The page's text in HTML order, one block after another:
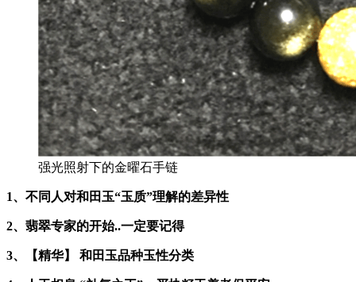
强光照射下的金曜石手链
1、不同人对和田玉“玉质”理解的差异性
2、翡翠专家的开始..一定要记得
3、【精华】 和田玉品种玉性分类